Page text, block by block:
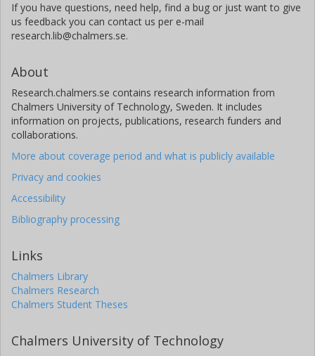
If you have questions, need help, find a bug or just want to give
us feedback you can contact us per e-mail
research.lib@chalmers.se.
About
Research.chalmers.se contains research information from
Chalmers University of Technology, Sweden. It includes
information on projects, publications, research funders and
collaborations.
More about coverage period and what is publicly available
Privacy and cookies
Accessibility
Bibliography processing
Links
Chalmers Library
Chalmers Research
Chalmers Student Theses
Chalmers University of Technology